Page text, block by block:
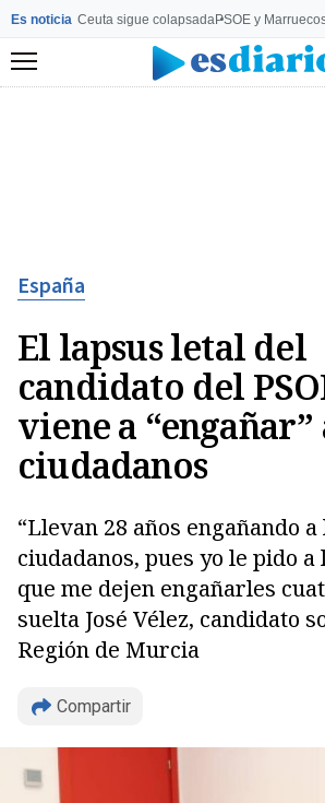
Es noticia Ceuta sigue colapsadaPSOE y
Menú
España
El lapsus letal del
candidato del
viene a “engañar”
ciudadanos
“Llevan 28 años engañando a
ciudadanos, pues yo le pido a
que me dejen engañarles
suelta José Vélez, candidato
Región de Murcia
Compartir
Copiar